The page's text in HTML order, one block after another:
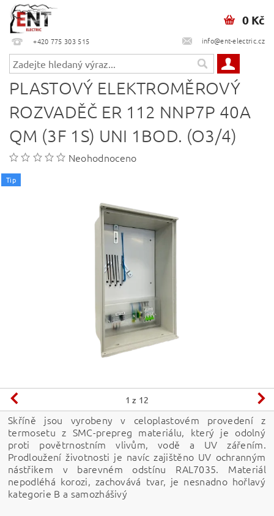
+420 775 303 515 info@ent-electric.cz
0 Kč
PLASTOVÝ ELEKTROMĚROVÝ
ROZVADĚČ ER 112 NNP7P 40A
QM (3F 1S) UNI 1BOD. (O3/4)
Neohodnoceno
Tip
1 z 12
Skříně jsou vyrobeny v celoplastovém provedení z
termosetu z SMC-prepreg materiálu, který je odolný
proti povětrnostním vlivům, vodě a UV zářením.
Prodloužení životnosti je navíc zajištěno UV ochranným
nástřikem v barevném odstínu RAL7035. Materiál
nepodléhá korozi, zachovává tvar, je nesnadno hořlavý
kategorie B a samozhášivý